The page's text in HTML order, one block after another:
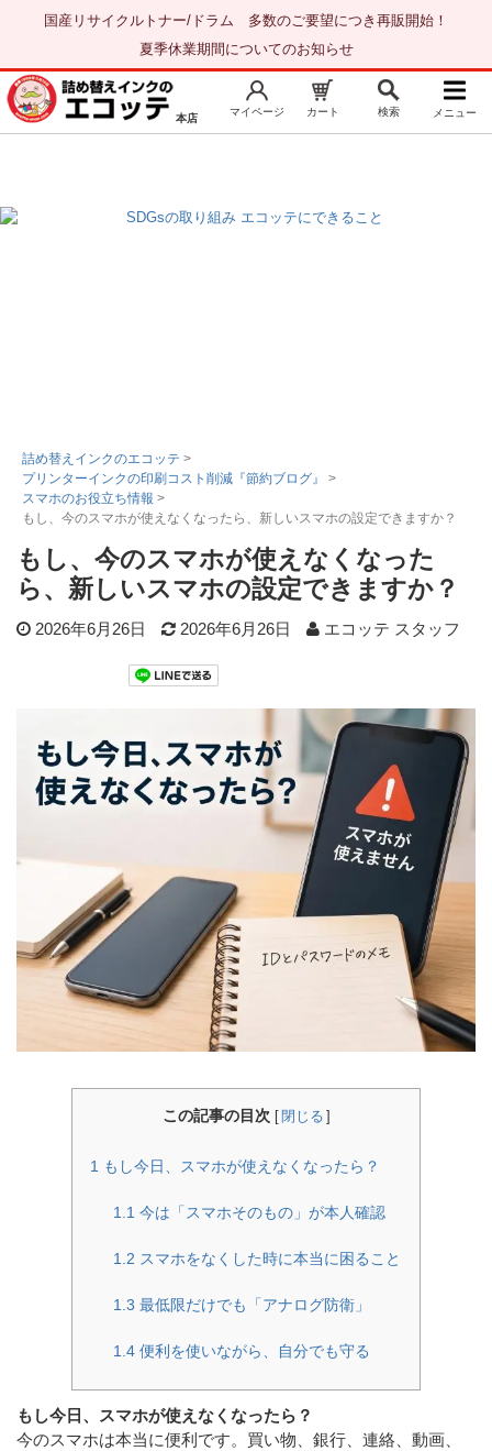
国産リサイクルトナー/ドラム 多数のご要望につき再販開始！
夏季休業期間についてのお知らせ
はじめての方へ
商品を探す
初心者用セット
ブラザーインク
詰め替えインク
互換インクカートリッジ
再生インクカートリッジ
記事を探す
お客様の声
ご利用ガイド
お問い合わせ
会員専用商品
説明書ダウンロード
本店
マイページ カート 検索 メニュー
詰め替えインクのエコッテ >
プリンターインクの印刷コスト削減『節約ブログ』
>
スマホのお役立ち情報 >
もし、今のスマホが使えなくなったら、新しいスマホの設定できますか？
もし、今のスマホが使えなくなった
ら、新しいスマホの設定できますか？
2026年6月26日 2026年6月26日 エコッテ スタッフ
この記事の目次 [ 閉じる ]
1 もし今日、スマホが使えなくなったら？
1.1 今は「スマホそのもの」が本人確認
1.2 スマホをなくした時に本当に困ること
1.3 最低限だけでも「アナログ防衛」
1.4 便利を使いながら、自分でも守る
もし今日、スマホが使えなくなったら？
今のスマホは本当に便利です。買い物、銀行、連絡、動画、